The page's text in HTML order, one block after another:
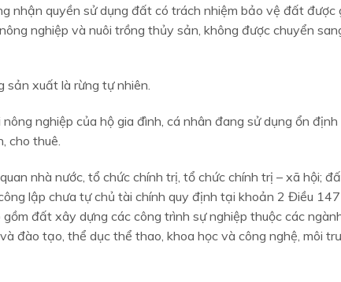
nhận quyền sử dụng đất có trách nhiệm bảo vệ đất được
nghiệp và nuôi trồng thủy sản, không được chuyển
sản xuất là rừng tự nhiên.
nghiệp của hộ gia đình, cá nhân đang sử dụng ổn định
cho thuê.
nhà nước, tổ chức chính trị, tổ chức chính trị – xã hội;
lập chưa tự chủ tài chính quy định tại khoản 2 Điều
đất xây dựng các công trình sự nghiệp thuộc các
đào tạo, thể dục thể thao, khoa học và công nghệ, môi